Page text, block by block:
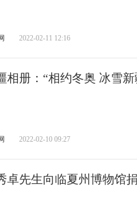
2022-02-11 12:16
相册：“相约冬奥 冰雪
2022-02-10 09:27
卓先生向临夏州博物馆